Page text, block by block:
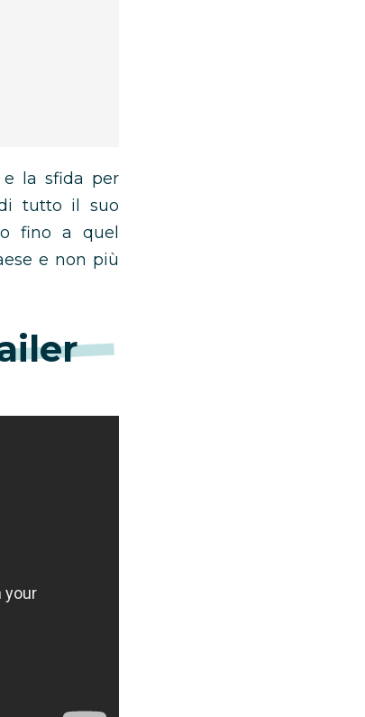
e la sfida per
tutto il suo
fino a quel
e non più